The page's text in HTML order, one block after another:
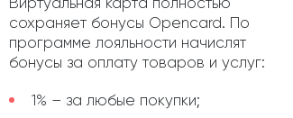
сохраняет бонусы Opencard. По
программе лояльности начислят
бонусы за оплату товаров и услуг:
1% – за любые покупки;